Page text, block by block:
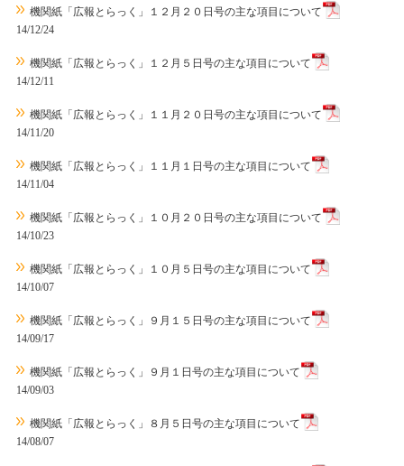
機関紙「広報とらっく」１２月２０日号の主な項目について
14/12/24
機関紙「広報とらっく」１２月５日号の主な項目について
14/12/11
機関紙「広報とらっく」１１月２０日号の主な項目について
14/11/20
機関紙「広報とらっく」１１月１日号の主な項目について
14/11/04
機関紙「広報とらっく」１０月２０日号の主な項目について
14/10/23
機関紙「広報とらっく」１０月５日号の主な項目について
14/10/07
機関紙「広報とらっく」９月１５日号の主な項目について
14/09/17
機関紙「広報とらっく」９月１日号の主な項目について
14/09/03
機関紙「広報とらっく」８月５日号の主な項目について
14/08/07